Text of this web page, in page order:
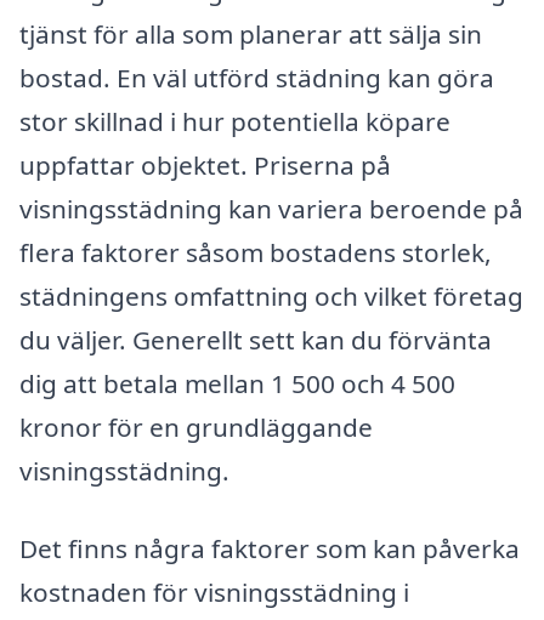
tjänst för alla som planerar att sälja sin
bostad. En väl utförd städning kan göra
stor skillnad i hur potentiella köpare
uppfattar objektet. Priserna på
visningsstädning kan variera beroende på
flera faktorer såsom bostadens storlek,
städningens omfattning och vilket företag
du väljer. Generellt sett kan du förvänta
dig att betala mellan 1 500 och 4 500
kronor för en grundläggande
visningsstädning.
Det finns några faktorer som kan påverka
kostnaden för visningsstädning i